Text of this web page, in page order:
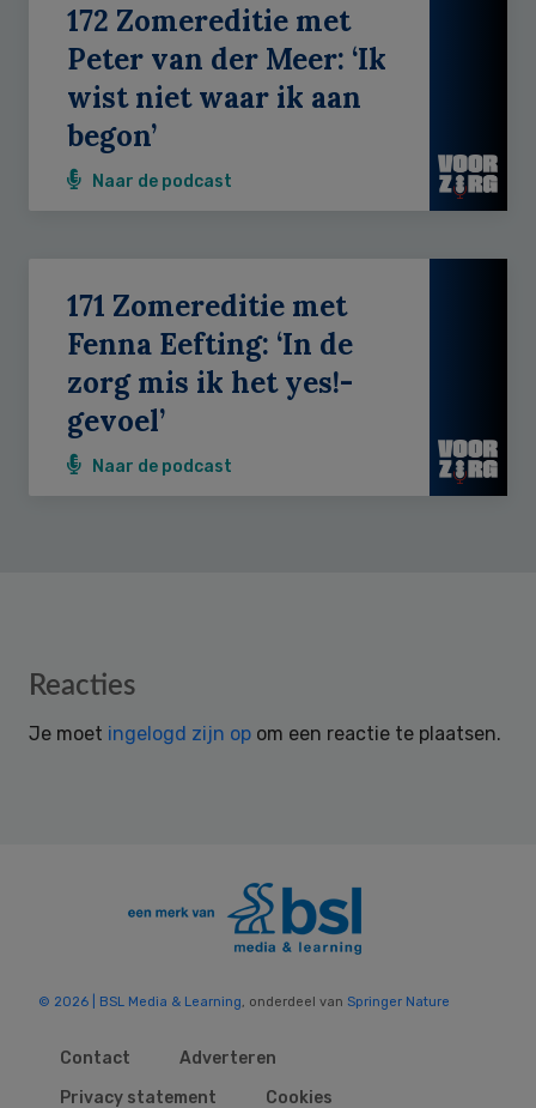
172 Zomereditie met
Peter van der Meer: ‘Ik
wist niet waar ik aan
begon’
Naar de podcast
171 Zomereditie met
Fenna Eefting: ‘In de
zorg mis ik het yes!-
gevoel’
Naar de podcast
Reader
Reacties
Je moet ingelogd zijn op om een reactie te plaatsen.
© 2026 | BSL Media & Learning, onderdeel van Springer Nature
Contact
Adverteren
Privacy statement
Cookies